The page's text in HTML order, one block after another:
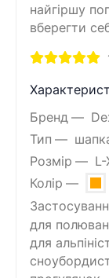
найгіршу
вберегти
Бренд
Тип
Розмір
L-
Колір
для
для